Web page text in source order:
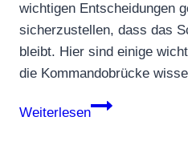
wichtigen Entscheidungen
sicherzustellen, dass das
bleibt. Hier sind einige
die Kommandobrücke
Weiterlesen